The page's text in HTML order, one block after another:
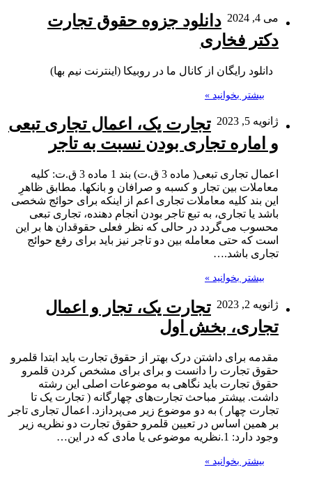
می 4, 2024
دانلود جزوه حقوق تجارت
دکتر فخاری
دانلود رایگان از کانال ما در روبیکا (اینترنت نیم بها)
بیشتر بخوانید »
ژانویه 5, 2023
تجارت یک، اعمال تجاری تبعی
و اماره تجاری بودن نسبت به تاجر
اعمال تجاری تبعی( ماده 3 ق.ت) بند 1 ماده 3 ق.ت: کلیه
معاملات بین تجار و کسبه و صرافان و بانکها. مطابق ظاهرِ
این بند کلیه معاملات تجاری اعم از اینکه برای حوائج شخصی
باشد یا تجاری، به تبع تاجر بودن انجام دهنده، تجاری تبعی
محسوب می‌گردد در حالی که نظر فعلی حقوقدان ها بر این
است که حتی معامله بین دو تاجر نیز باید برای رفع حوائج
تجاری باشد.…
بیشتر بخوانید »
ژانویه 2, 2023
تجارت یک، تجار و اعمال
تجاری، بخش اول
مقدمه برای داشتن درک بهتر از حقوق تجارت باید ابتدا قلمرو
حقوق تجارت را دانست و برای برای مشخص کردن قلمرو
حقوق تجارت باید نگاهی به موضوعات اصلی این رشته
داشت. بیشتر مباحث تجارت‌های چهارگانه ( تجارت یک تا
تجارت چهار ) به دو موضوع زیر می‌پردازد. اعمال تجاری تاجر
بر همین اساس در تعیین قلمرو حقوق تجارت دو نظریه زیر
وجود دارد: 1.نظریه موضوعی یا مادی که در این…
بیشتر بخوانید »